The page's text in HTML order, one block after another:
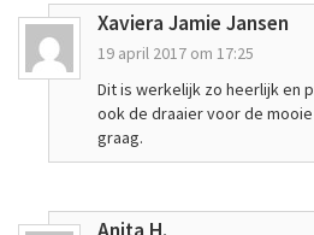
Xaviera Jamie Jansen
19 april 2017 om 17:25
Dit is werkelijk zo heerlijk en
ook de draaier voor de
graag.